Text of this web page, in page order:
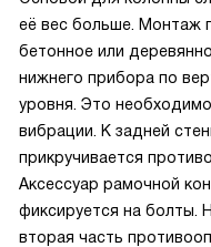
её вес больше. Монтаж
бетонное или
нижнего прибора по
уровня. Это
вибрации. К задней
прикручивается
Аксессуар рамочной
фиксируется на болты.
вторая часть